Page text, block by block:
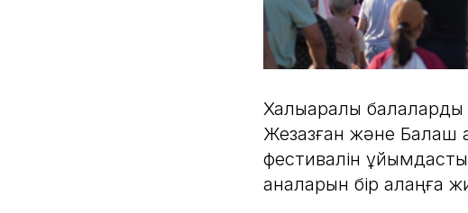
Халықаралық
Жезқазған және
фестивалін
аналарын бір алаңға